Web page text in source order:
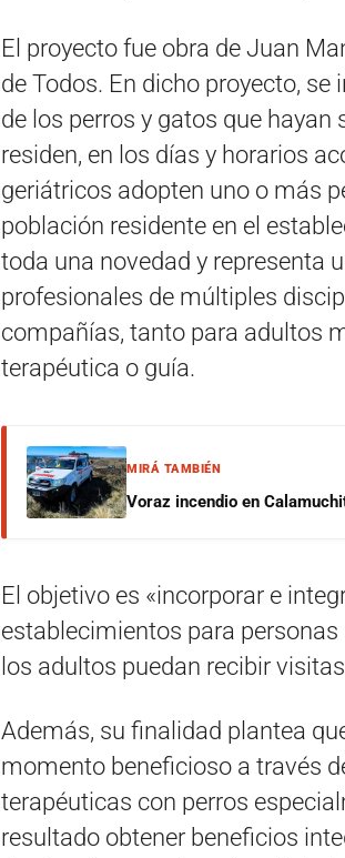
El proyecto fue obra de Juan
de Todos. En dicho proyecto,
de los perros y gatos que
residen, en los días y horarios
geriátricos adopten uno o más
población residente en el
toda una novedad y representa
profesionales de múltiples
compañías, tanto para adultos
terapéutica o guía.
MIRÁ TAMBIÉN
Voraz incendio en
El objetivo es «incorporar e
establecimientos para
los adultos puedan recibir
Además, su finalidad plantea
momento beneficioso a través
terapéuticas con perros
resultado obtener beneficios